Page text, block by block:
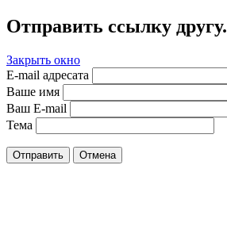
Отправить ссылку другу.
Закрыть окно
E-mail адресата
Ваше имя
Ваш E-mail
Тема
Отправить Отмена